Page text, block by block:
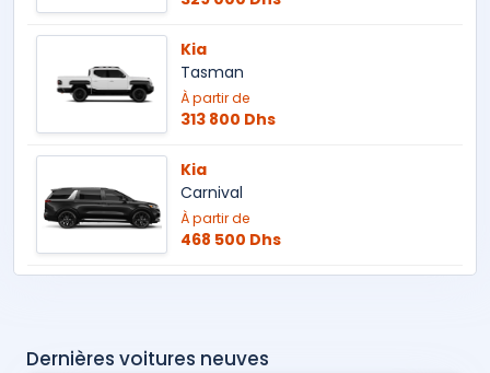
Kia
Tasman
À partir de
313 800 Dhs
Kia
Carnival
À partir de
468 500 Dhs
Dernières voitures neuves